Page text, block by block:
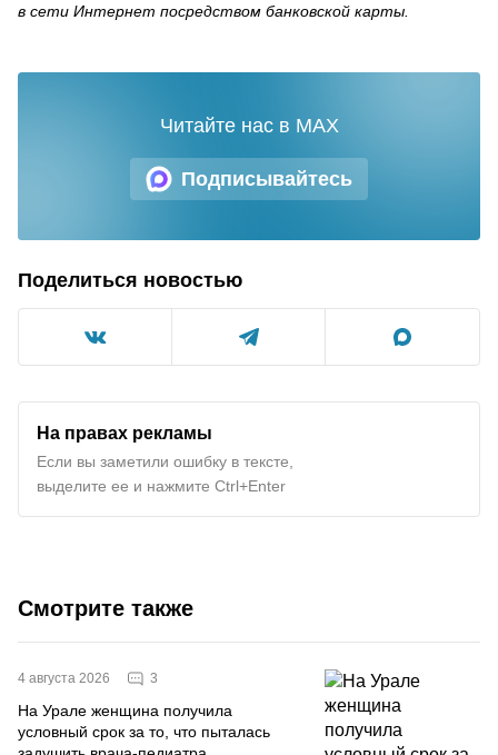
в сети Интернет посредством банковской карты.
Подписывайтесь
Читайте нас в MAX
Поделиться новостью
На правах рекламы
Если вы заметили ошибку в тексте,
выделите ее и нажмите Ctrl+Enter
Смотрите также
4 августа 2026 3
На Урале женщина получила
условный срок за то, что пыталась